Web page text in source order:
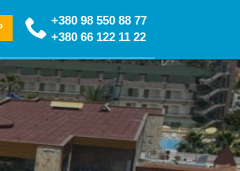
+380 98 550 88 77
+380 66 122 11 22